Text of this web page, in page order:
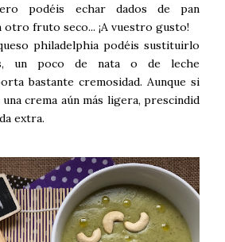
podéis echar dados de pan
otro fruto seco... ¡A vuestro gusto!
philadelphia podéis sustituirlo
un poco de nata o de leche
bastante cremosidad. Aunque si
crema aún más ligera, prescindid
extra.